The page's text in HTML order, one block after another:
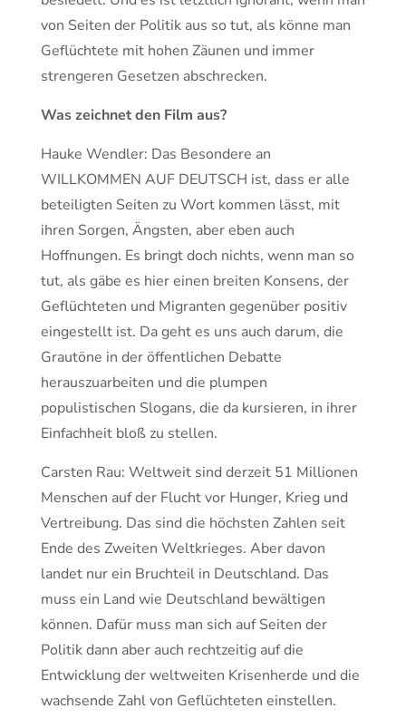
von Seiten der Politik aus so tut, als könne man
Geflüchtete mit hohen Zäunen und immer
strengeren Gesetzen abschrecken.
Was zeichnet den Film aus?
Hauke Wendler: Das Besondere an
WILLKOMMEN AUF DEUTSCH ist, dass er alle
beteiligten Seiten zu Wort kommen lässt, mit
ihren Sorgen, Ängsten, aber eben auch
Hoffnungen. Es bringt doch nichts, wenn man so
tut, als gäbe es hier einen breiten Konsens, der
Geflüchteten und Migranten gegenüber positiv
eingestellt ist. Da geht es uns auch darum, die
Grautöne in der öffentlichen Debatte
herauszuarbeiten und die plumpen
populistischen Slogans, die da kursieren, in ihrer
Einfachheit bloß zu stellen.
Carsten Rau: Weltweit sind derzeit 51 Millionen
Menschen auf der Flucht vor Hunger, Krieg und
Vertreibung. Das sind die höchsten Zahlen seit
Ende des Zweiten Weltkrieges. Aber davon
landet nur ein Bruchteil in Deutschland. Das
muss ein Land wie Deutschland bewältigen
können. Dafür muss man sich auf Seiten der
Politik dann aber auch rechtzeitig auf die
Entwicklung der weltweiten Krisenherde und die
wachsende Zahl von Geflüchteten einstellen.